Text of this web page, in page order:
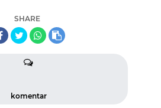
SHARE
komentar